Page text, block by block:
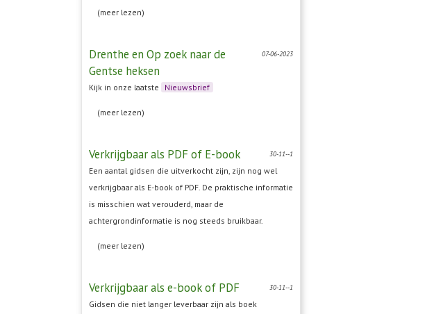
(meer lezen)
07-06-2023
Drenthe en Op zoek naar de
Gentse heksen
Kijk in onze laatste Nieuwsbrief
(meer lezen)
30-11--1
Verkrijgbaar als PDF of E-book
Een aantal gidsen die uitverkocht zijn, zijn nog wel
verkrijgbaar als E-book of PDF. De praktische informatie
is misschien wat verouderd, maar de
achtergrondinformatie is nog steeds bruikbaar.
(meer lezen)
30-11--1
Verkrijgbaar als e-book of PDF
Gidsen die niet langer leverbaar zijn als boek